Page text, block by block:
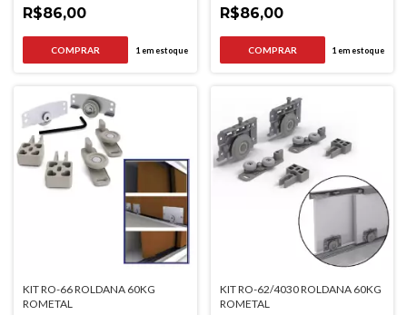
R$86,00
1 em estoque
R$86,00
1 em estoque
KIT RO-66 ROLDANA 60KG
ROMETAL
KIT RO-62/4030 ROLDANA 60KG
ROMETAL